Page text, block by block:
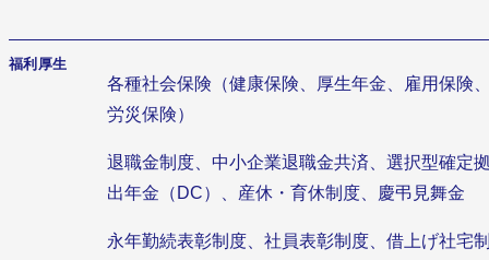
福利厚生
各種社会保険（健康保険、厚生年金、雇用保険
労災保険）
退職金制度、中小企業退職金共済、選択型確定
出年金（DC）、産休・育休制度、慶弔見舞金
永年勤続表彰制度、社員表彰制度、借上げ社宅